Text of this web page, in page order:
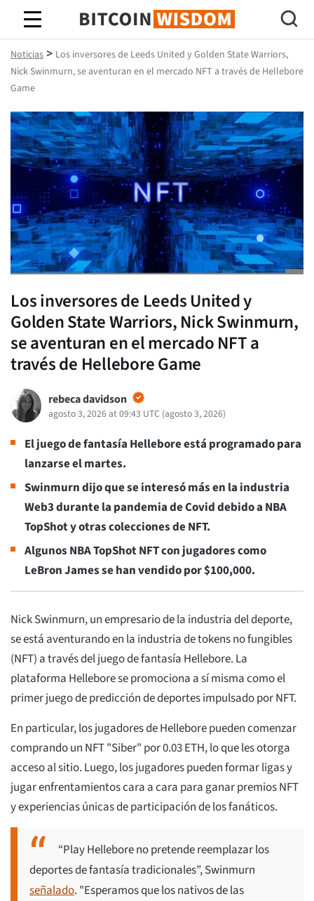
Sabiduría de Bitcoin
Noticias > Los inversores de Leeds United y Golden State Warriors,
Nick Swinmurn, se aventuran en el mercado NFT a través de Hellebore
Game
Los inversores de Leeds United y
Golden State Warriors, Nick Swinmurn,
se aventuran en el mercado NFT a
través de Hellebore Game
rebeca davidson
agosto 3, 2026 at 09:43 UTC (agosto 3, 2026)
El juego de fantasía Hellebore está programado para
lanzarse el martes.
Swinmurn dijo que se interesó más en la industria
Web3 durante la pandemia de Covid debido a NBA
TopShot y otras colecciones de NFT.
Algunos NBA TopShot NFT con jugadores como
LeBron James se han vendido por $100,000.
Nick Swinmurn, un empresario de la industria del deporte,
se está aventurando en la industria de tokens no fungibles
(NFT) a través del juego de fantasía Hellebore. La
plataforma Hellebore se promociona a sí misma como el
primer juego de predicción de deportes impulsado por NFT.
En particular, los jugadores de Hellebore pueden comenzar
comprando un NFT "Siber" por 0.03 ETH, lo que les otorga
acceso al sitio. Luego, los jugadores pueden formar ligas y
jugar enfrentamientos cara a cara para ganar premios NFT
y experiencias únicas de participación de los fanáticos.
“Play Hellebore no pretende reemplazar los
deportes de fantasía tradicionales”, Swinmurn
señalado. "Esperamos que los nativos de las